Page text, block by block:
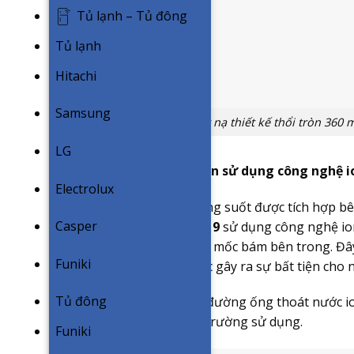
Tủ lạnh – Tủ đông
Tủ lạnh
Hitachi
Samsung
LG
Electrolux
Casper
Funiki
Tủ đông
Funiki
Mặt nạ thiết kế thổi tròn 360
Máng nước kháng khuẩn sử dụng công nghệ
Đầu nối ống nước xả trong suốt được tích hợp
FCNQ21MV1/RNQ21MV19sử dụng công nghệ
chất nhờn, vi khuẩn, nấm mốc bám bên trong.
làm tắc nghẽn mạch nước gây ra sự bất tiện
Tuổi thọ trung bình của đường ống thoát nước
thuộc vào điều kiện môi trường sử dụng.